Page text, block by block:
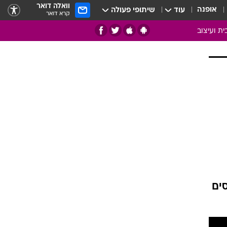
אופנה עוד שיתופי פעולה וואלה דואר
קרא דואר
ועיצוב